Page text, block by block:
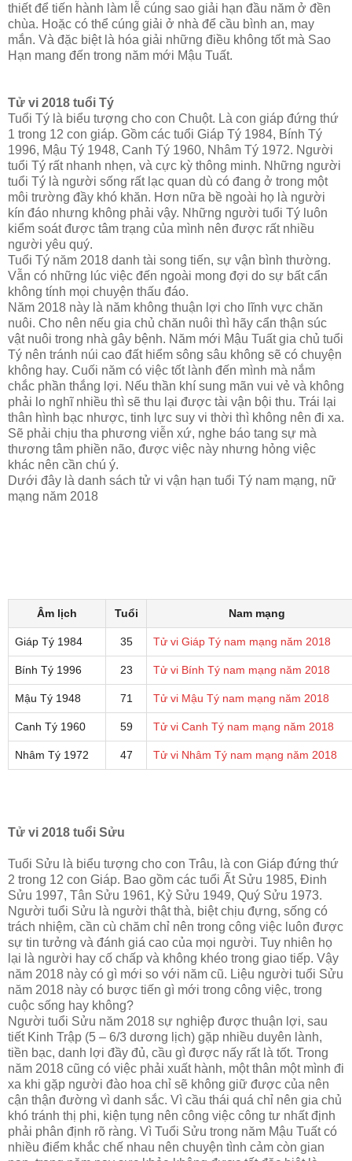
thiết để tiến hành làm lễ cúng sao giải hạn đầu năm ở đền
chùa. Hoặc có thể cúng giải ở nhà để cầu bình an, may
mắn. Và đặc biệt là hóa giải những điều không tốt mà Sao
Hạn mang đến trong năm mới Mậu Tuất.
Tử vi 2018 tuổi Tý
Tuổi Tý là biểu tượng cho con Chuột. Là con giáp đứng thứ
1 trong 12 con giáp. Gồm các tuổi Giáp Tý 1984, Bính Tý
1996, Mậu Tý 1948, Canh Tý 1960, Nhâm Tý 1972. Người
tuổi Tý rất nhanh nhẹn, và cực kỳ thông minh. Những người
tuổi Tý là người sống rất lạc quan dù có đang ở trong một
môi trường đầy khó khăn. Hơn nữa bề ngoài họ là người
kín đáo nhưng không phải vậy. Những người tuổi Tý luôn
kiểm soát được tâm trạng của mình nên được rất nhiều
người yêu quý.
Tuổi Tý năm 2018 danh tài song tiến, sự vận bình thường.
Vẫn có những lúc việc đến ngoài mong đợi do sự bất cẩn
không tính mọi chuyện thấu đáo.
Năm 2018 này là năm không thuận lợi cho lĩnh vực chăn
nuôi. Cho nên nếu gia chủ chăn nuôi thì hãy cẩn thận súc
vật nuôi trong nhà gây bệnh. Năm mới Mậu Tuất gia chủ tuổi
Tý nên tránh núi cao đất hiểm sông sâu không sẽ có chuyện
không hay. Cuối năm có việc tốt lành đến mình mà nắm
chắc phần thắng lợi. Nếu thần khí sung mãn vui vẻ và không
phải lo nghĩ nhiều thì sẽ thu lại được tài vận bội thu. Trái lại
thân hình bạc nhược, tinh lực suy vi thời thì không nên đi xa.
Sẽ phải chịu tha phương viễn xứ, nghe báo tang sự mà
thương tâm phiền não, được việc này nhưng hỏng việc
khác nên cần chú ý.
Dưới đây là danh sách tử vi vận hạn tuổi Tý nam mạng, nữ
mạng năm 2018
Âm lịch Tuổi Nam mạng
Giáp Tý 1984 35 Tử vi Giáp Tý nam mạng năm 2018
Bính Tý 1996 23 Tử vi Bính Tý nam mạng năm 2018
Mậu Tý 1948 71 Tử vi Mậu Tý nam mạng năm 2018
Canh Tý 1960 59 Tử vi Canh Tý nam mạng năm 2018
Nhâm Tý 1972 47 Tử vi Nhâm Tý nam mạng năm 2018
Tử vi 2018 tuổi Sửu
Tuổi Sửu là biểu tượng cho con Trâu, là con Giáp đứng thứ
2 trong 12 con Giáp. Bao gồm các tuổi Ất Sửu 1985, Đinh
Sửu 1997, Tân Sửu 1961, Kỷ Sửu 1949, Quý Sửu 1973.
Người tuổi Sửu là người thật thà, biệt chịu đựng, sống có
trách nhiệm, cần cù chăm chỉ nên trong công việc luôn được
sự tin tưởng và đánh giá cao của mọi người. Tuy nhiên họ
lại là người hay cố chấp và không khéo trong giao tiếp. Vậy
năm 2018 này có gì mới so với năm cũ. Liệu người tuổi Sửu
năm 2018 này có bược tiến gì mới trong công việc, trong
cuộc sống hay không?
Người tuổi Sửu năm 2018 sự nghiệp được thuận lợi, sau
tiết Kinh Trập (5 – 6/3 dương lịch) gặp nhiều duyên lành,
tiền bạc, danh lợi đầy đủ, cầu gì được nấy rất là tốt. Trong
năm 2018 cũng có việc phải xuất hành, một thân một mình đi
xa khi gặp người đào hoa chỉ sẽ không giữ được của nên
cận thận đường vì danh sắc. Vì cầu thái quá chỉ nên gia chủ
khó tránh thị phi, kiện tụng nên công việc công tư nhất định
phải phân định rõ ràng. Vì Tuổi Sửu trong năm Mậu Tuất có
nhiều điểm khắc chế nhau nên chuyện tình cảm còn gian